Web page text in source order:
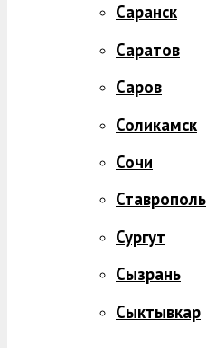
Саранск
Саратов
Саров
Соликамск
Сочи
Ставрополь
Сургут
Сызрань
Сыктывкар